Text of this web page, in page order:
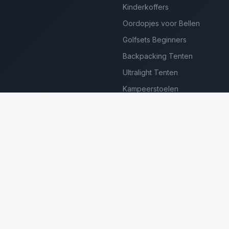
Kinderkoffers
Oordopjes voor Bellen
Golfsets Beginners
Backpacking Tenten
Ultralight Tenten
Kampeerstoelen